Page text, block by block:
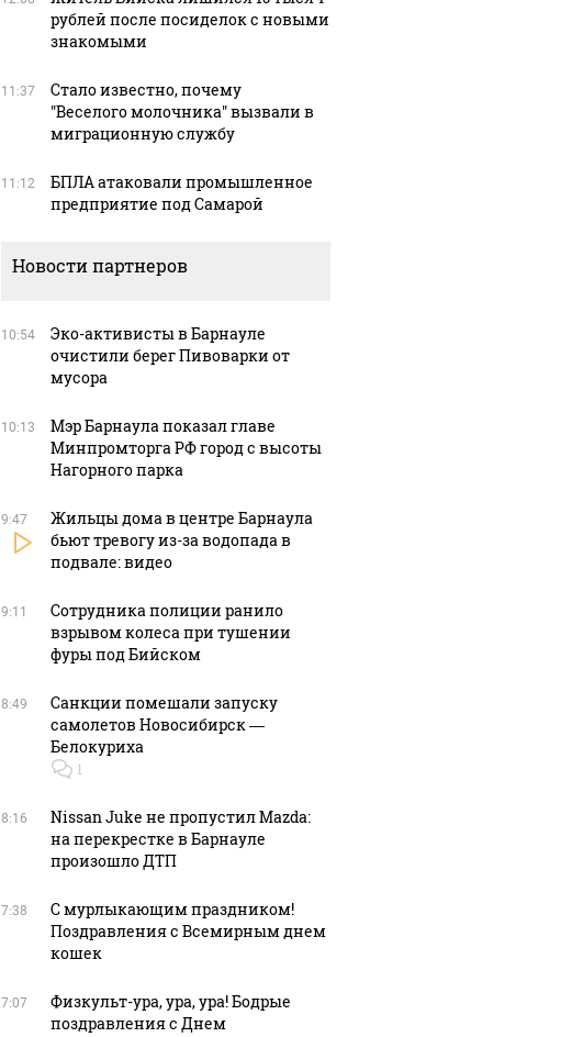
падению вертолета на
Кавказе: читать здесь
рублей после посиделок с новыми
знакомыми
11:37
Стало известно, почему
"Веселого молочника" вызвали в
миграционную службу
11:12
БПЛА атаковали промышленное
предприятие под Самарой
Новости партнеров
10:54
Эко-активисты в Барнауле
очистили берег Пивоварки от
мусора
10:13
Мэр Барнаула показал главе
Минпромторга РФ город с высоты
Нагорного парка
9:47
Жильцы дома в центре Барнаула
бьют тревогу из-за водопада в
подвале: видео
9:11
Сотрудника полиции ранило
взрывом колеса при тушении
фуры под Бийском
8:49
Санкции помешали запуску
самолетов Новосибирск —
Белокуриха
1
8:16
Nissan Juke не пропустил Mazda:
на перекрестке в Барнауле
произошло ДТП
7:38
С мурлыкающим праздником!
Поздравления с Всемирным днем
кошек
7:07
Физкульт-ура, ура, ура! Бодрые
поздравления с Днем